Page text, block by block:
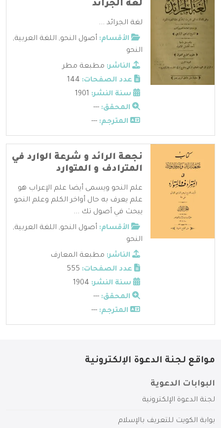
لغة الجرائد
لغة الجرائد ...
الأقسام: أصول النحو, اللغة العربية,
النحو
الناشر: مطبعة مطر
عدد الصفحات:
سنة النشر:
المحقق: ---
المترجم: ---
نجعة الرائد و شرعة الوارد في
المترادف و المتوارد
علم النحو ويسمى أيضا علم الإعراب هو
علم يعرف به حال أواخر الكلم وعلم النحو
يبحث في أصول تك ...
الأقسام: أصول النحو, اللغة العربية,
النحو
الناشر: مطبعة المعارف
عدد الصفحات:
سنة النشر:
المحقق: ---
المترجم: ---
مواقع لجنة الدعوة الإلكترونية
البوابات الدعوية
لجنة الدعوة الإلكترونية
بوابة الكويت للتعريف بالإسلام